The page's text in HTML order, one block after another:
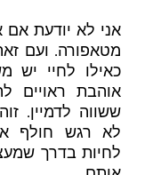
אני לא יודעת אם
מטאפורה. ועם
כאילו לחיי יש
אוהבת ראויים
ששווה לדמיין.
לא רגש חולף
לחיות בדרך